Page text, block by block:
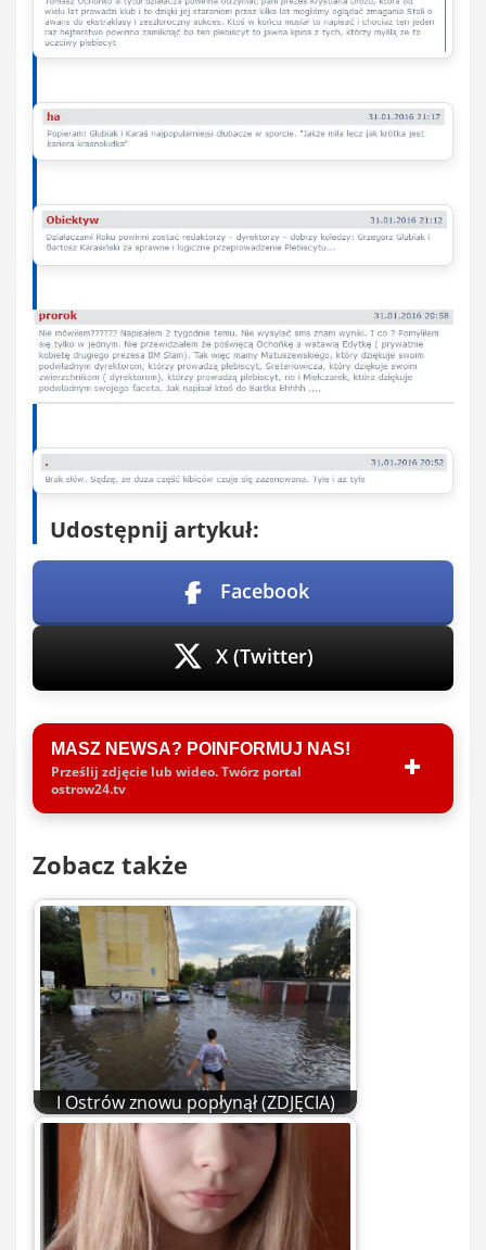
Udostępnij artykuł:
Facebook
X (Twitter)
MASZ NEWSA? POINFORMUJ NAS!
Prześlij zdjęcie lub wideo. Twórz portal
ostrow24.tv
Zobacz także
I Ostrów znowu popłynął (ZDJĘCIA)